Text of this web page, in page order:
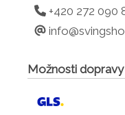
+420 272 090
Možnosti